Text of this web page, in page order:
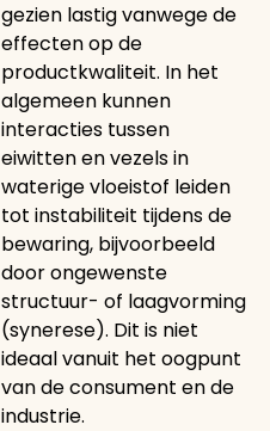
gezien lastig vanwege de
effecten op de
productkwaliteit. In het
algemeen kunnen
interacties tussen
eiwitten en vezels in
waterige vloeistof leiden
tot instabiliteit tijdens de
bewaring, bijvoorbeeld
door ongewenste
structuur- of laagvorming
(synerese). Dit is niet
ideaal vanuit het oogpunt
van de consument en de
industrie.